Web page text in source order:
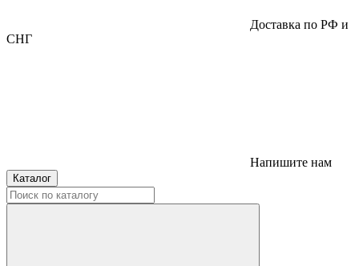
Доставка по РФ и
СНГ
Напишите нам
Каталог